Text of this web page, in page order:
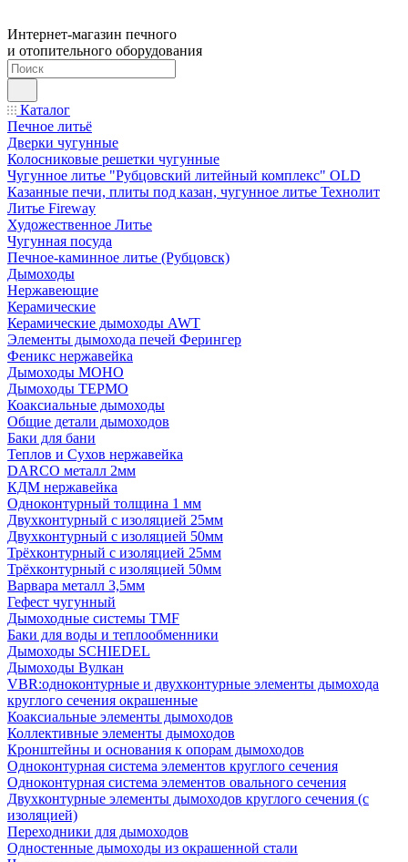
Интернет-магазин печного
и отопительного оборудования
Каталог
Печное литьё
Дверки чугунные
Колосниковые решетки чугунные
Чугунное литье "Рубцовский литейный комплекс" OLD
Казанные печи, плиты под казан, чугунное литье Технолит
Литье Fireway
Художественное Литье
Чугунная посуда
Печное-каминное литье (Рубцовск)
Дымоходы
Нержавеющие
Керамические
Керамические дымоходы AWT
Элементы дымохода печей Ферингер
Феникс нержавейка
Дымоходы МОНО
Дымоходы ТЕРМО
Коаксиальные дымоходы
Общие детали дымоходов
Баки для бани
Теплов и Сухов нержавейка
DARCO металл 2мм
КДМ нержавейка
Одноконтурный толщина 1 мм
Двухконтурный с изоляцией 25мм
Двухконтурный с изоляцией 50мм
Трёхконтурный с изоляцией 25мм
Трёхконтурный с изоляцией 50мм
Варвара металл 3,5мм
Гефест чугунный
Дымоходные системы TMF
Баки для воды и теплообменники
Дымоходы SCHIEDEL
Дымоходы Вулкан
VBR:одноконтурные и двухконтурные элементы дымохода
круглого сечения окрашенные
Коаксиальные элементы дымоходов
Коллективные элементы дымоходов
Кронштейны и основания к опорам дымоходов
Одноконтурная система элементов круглого сечения
Одноконтурная система элементов овального сечения
Двухконтурные элементы дымоходов круглого сечения (с
изоляцией)
Переходники для дымоходов
Одностенные дымоходы из окрашенной стали